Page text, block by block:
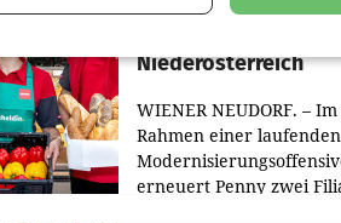
Penny modernisiert
Niederösterreich
WIENER NEUDORF. – Im
Rahmen einer laufenden
erneuert Penny zwei